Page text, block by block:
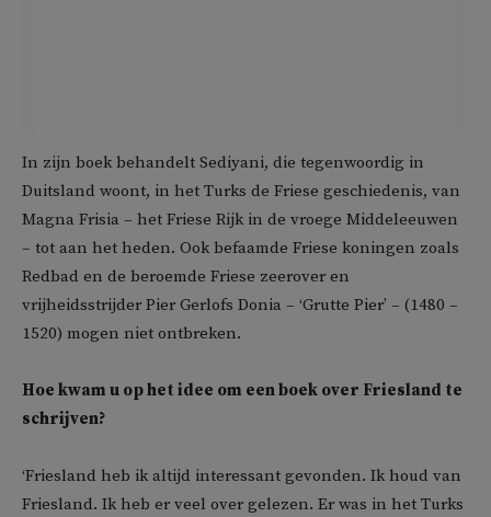
In zijn boek behandelt Sediyani, die tegenwoordig in
Duitsland woont, in het Turks de Friese geschiedenis, van
Magna Frisia – het Friese Rijk in de vroege Middeleeuwen
– tot aan het heden. Ook befaamde Friese koningen zoals
Redbad en de beroemde Friese zeerover en
vrijheidsstrijder Pier Gerlofs Donia – ‘Grutte Pier’ – (1480 –
1520) mogen niet ontbreken.
Hoe kwam u op het idee om een boek over Friesland te
schrijven?
‘Friesland heb ik altijd interessant gevonden. Ik houd van
Friesland. Ik heb er veel over gelezen. Er was in het Turks